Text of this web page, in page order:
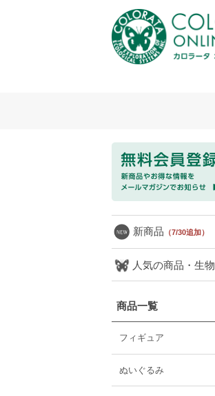
新商品 （7/30追加）
人気の商品・生物
商品一覧
フィギュア
ぬいぐるみ